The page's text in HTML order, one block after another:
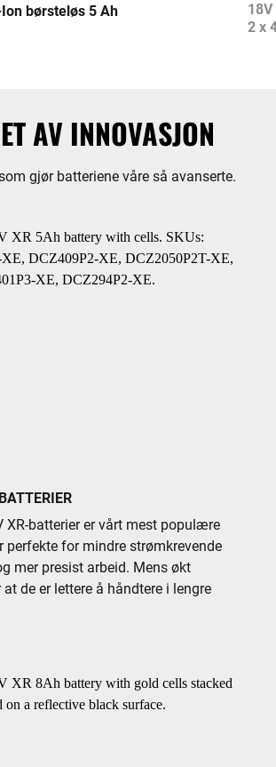
Ion børsteløs 5 Ah
2 x
AV INNOVASJON
gjør batteriene våre så avanserte.
XR-batterier er vårt mest populære
perfekte for mindre strømkrevende
mer presist arbeid. Mens økt
de er lettere å håndtere i lengre